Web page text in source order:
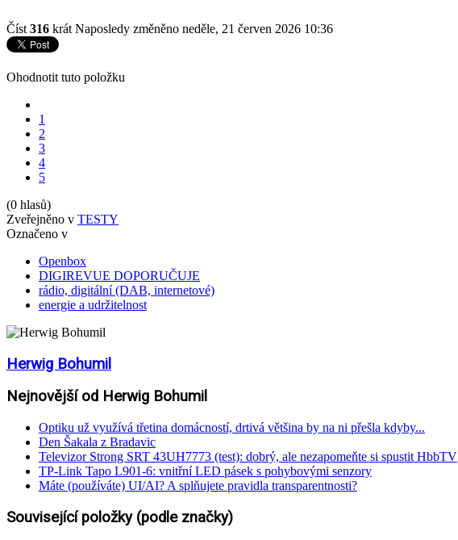
Číst 316 krát Naposledy změněno neděle, 21 červen 2026 10:36
Ohodnotit tuto položku
1
2
3
4
5
(0 hlasů)
Zveřejněno v TESTY
Označeno v
Openbox
DIGIREVUE DOPORUČUJE
rádio, digitální (DAB, internetové)
energie a udržitelnost
Herwig Bohumil
Nejnovější od Herwig Bohumil
Optiku už využívá třetina domácností, drtivá většina by na ni přešla kdyby...
Den Šakala z Bradavic
Televizor Strong SRT 43UH7773 (test): dobrý, ale nezapomeňte si spustit HbbTV
TP-Link Tapo L901-6: vnitřní LED pásek s pohybovými senzory
Máte (používáte) UI/AI? A splňujete pravidla transparentnosti?
Související položky (podle značky)